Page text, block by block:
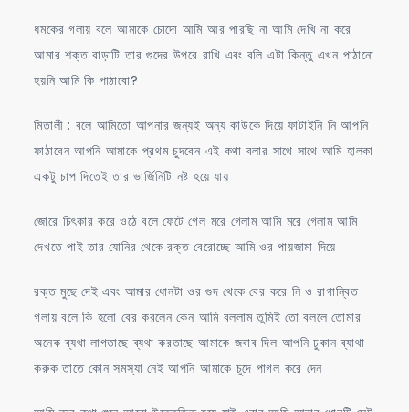
ধমকের গলায় বলে আমাকে চোদো আমি আর পারছি না আমি দেখি না করে
আমার শক্ত বাড়াটি তার গুদের উপরে রাখি এবং বলি এটা কিন্তু এখন পাঠানো
হয়নি আমি কি পাঠাবো?
মিতালী : বলে আমিতো আপনার জন্যই অন্য কাউকে দিয়ে ফাটাইনি নি আপনি
ফাঠাবেন আপনি আমাকে প্রথম চুদবেন এই কথা বলার সাথে সাথে আমি হালকা
একটু চাপ দিতেই তার ভার্জিনিটি নষ্ট হয়ে যায়
জোরে চিৎকার করে ওঠে বলে ফেটে গেল মরে গেলাম আমি মরে গেলাম আমি
দেখতে পাই তার যোনির থেকে রক্ত বেরোচ্ছে আমি ওর পায়জামা দিয়ে
রক্ত মুছে দেই এবং আমার ধোনটা ওর গুদ থেকে বের করে নি ও রাগান্বিত
গলায় বলে কি হলো বের করলেন কেন আমি বললাম তুমিই তো বললে তোমার
অনেক ব্যথা লাগতাছে ব্যথা করতাছে আমাকে জবাব দিল আপনি ঢুকান ব্যাথা
করুক তাতে কোন সমস্যা নেই আপনি আমাকে চুদে পাগল করে দেন